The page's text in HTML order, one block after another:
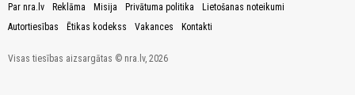
Par nra.lv Reklāma Misija Privātuma politika
Lietošanas noteikumi
Autortiesības
Ētikas kodekss Vakances Kontakti
Visas tiesības aizsargātas © nra.lv, 2026